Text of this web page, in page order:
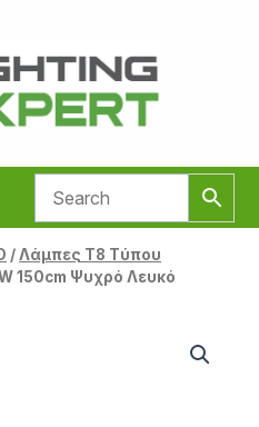
/Λάμπες Τ8 Tύπου
150cm Ψυχρό Λευκό